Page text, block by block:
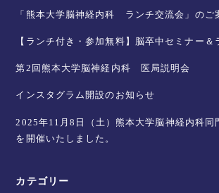
「熊本大学脳神経内科 ランチ交流会」のご
【ランチ付き・参加無料】脳卒中セミナー＆
第2回熊本大学脳神経内科 医局説明会
インスタグラム開設のお知らせ
2025年11月8日（土）熊本大学脳神経内科同
を開催いたしました。
カテゴリー